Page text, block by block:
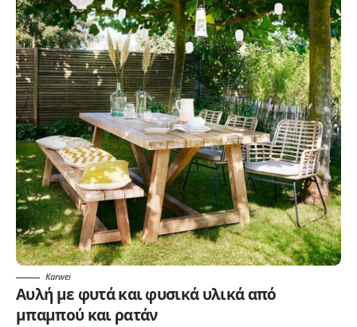
Karwei
Αυλή με φυτά και φυσικά υλικά από
μπαμπού και ρατάν